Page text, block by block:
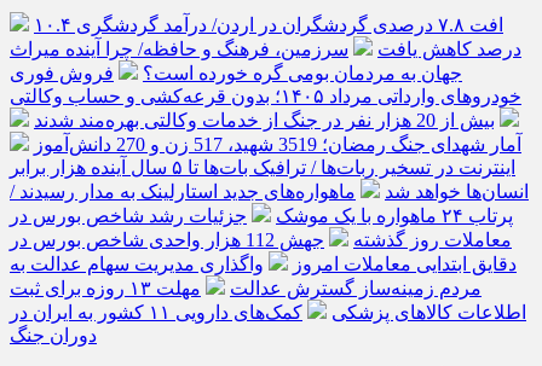
افت ۷.۸ درصدی گردشگران در اردن/ درآمد گردشگری ۱۰.۴
درصد کاهش یافت
سرزمین، فرهنگ و حافظه/ چرا آینده میراث
جهان به مردمان بومی گره خورده است؟
فروش فوری
خودروهای وارداتی مرداد ۱۴۰۵؛ بدون قرعه‌کشی و حساب وکالتی
بیش از 20 هزار نفر در جنگ از خدمات وکالتی بهره‌مند شدند
آمار شهدای جنگ رمضان؛ 3519 شهید، 517 زن و 270 دانش‌آموز
اینترنت در تسخیر ربات‌ها / ترافیک بات‌ها تا ۵ سال آینده هزار برابر
انسان‌ها خواهد شد
ماهواره‌های جدید استارلینک به مدار رسیدند /
پرتاب ۲۴ ماهواره با یک موشک
جزئیات رشد شاخص بورس در
معاملات روز گذشته
جهش 112 هزار واحدی شاخص بورس در
دقایق ابتدایی معاملات امروز
واگذاری مدیریت سهام عدالت به
مردم زمینه‌ساز گسترش عدالت
مهلت ۱۳ روزه برای ثبت
اطلاعات کالاهای پزشکی
کمک‌های دارویی ۱۱ کشور به ایران در
دوران جنگ